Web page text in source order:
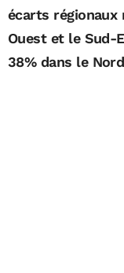
écarts régionaux
Ouest et le Sud-
38% dans le